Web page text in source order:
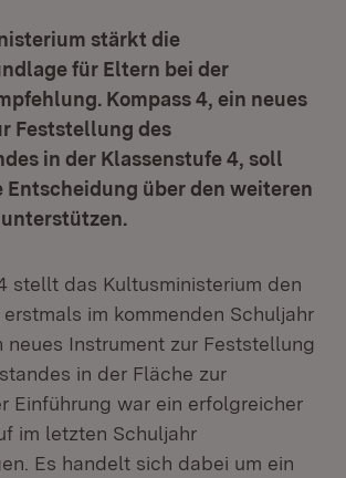
stärkt die
für Eltern bei der
Kompass 4, ein neues
Feststellung des
in der Klassenstufe 4, soll
Entscheidung über den weiteren
stellt das Kultusministerium den
im kommenden Schuljahr
neues Instrument zur Feststellung
in der Fläche zur
Einführung war ein erfolgreicher
im letzten Schuljahr
Es handelt sich dabei um ein